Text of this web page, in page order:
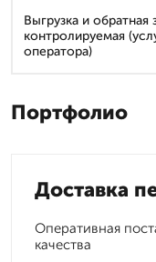
Выгрузка и обратная
контролируемая
оператора)
Портфолио
Доставка
Оперативная
качества